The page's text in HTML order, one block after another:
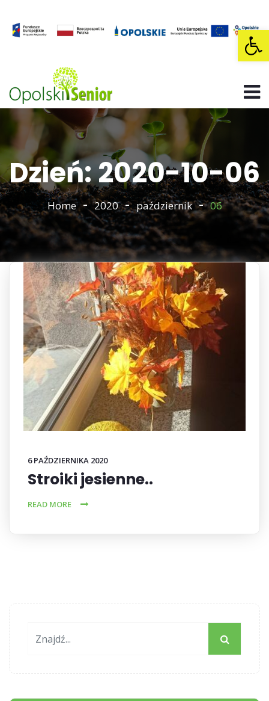
Dzień: 2020-10-06
Home 2020 październik 06
6 PAŹDZIERNIKA 2020
Stroiki jesienne..
READ MORE